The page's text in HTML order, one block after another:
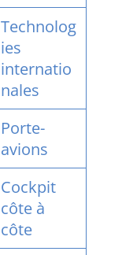
Technolog
ies
internatio
nales
Porte-
avions
Cockpit
côte à
côte